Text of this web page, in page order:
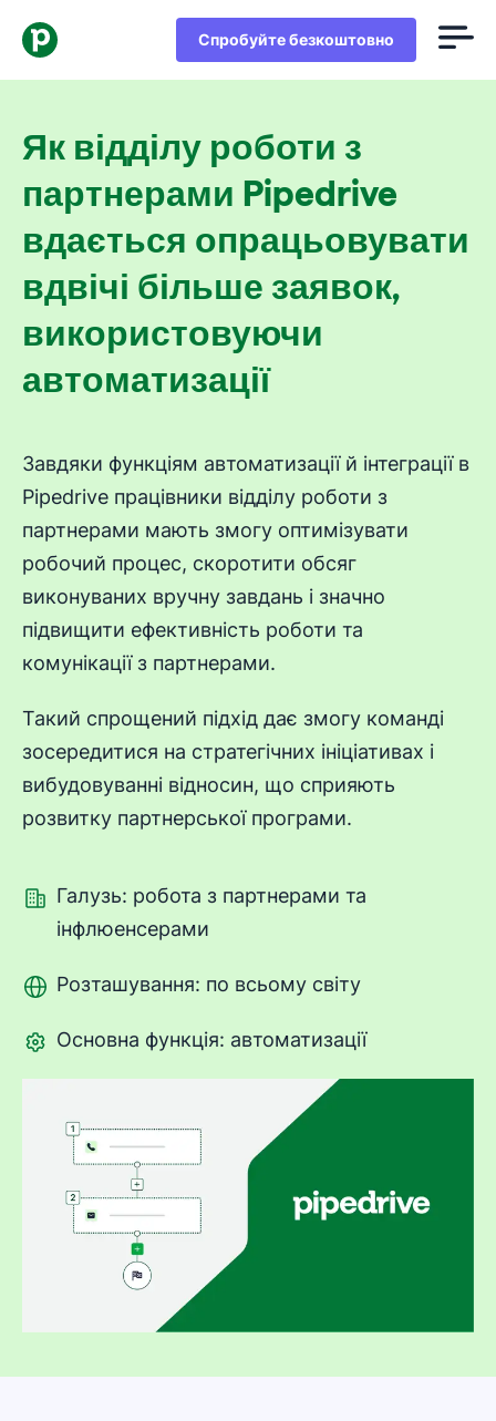
Спробуйте безкоштовно
Як відділу роботи з
партнерами Pipedrive
вдається опрацьовувати
вдвічі більше заявок,
використовуючи
автоматизації
Завдяки функціям автоматизації й інтеграції в
Pipedrive працівники відділу роботи з
партнерами мають змогу оптимізувати
робочий процес, скоротити обсяг
виконуваних вручну завдань і значно
підвищити ефективність роботи та
комунікації з партнерами.
Такий спрощений підхід дає змогу команді
зосередитися на стратегічних ініціативах і
вибудовуванні відносин, що сприяють
розвитку партнерської програми.
Галузь: робота з партнерами та
інфлюенсерами
Розташування: по всьому світу
Основна функція: автоматизації